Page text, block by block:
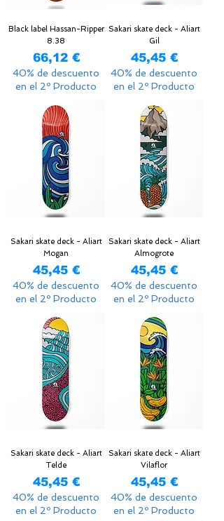
Black label Hassan-Ripper
8.38
Precio
66,12 €
40% de descuento
en el 2º Producto
Sakari skate deck - Aliart
Gil
Precio
45,45 €
40% de descuento
en el 2º Producto
Sakari skate deck - Aliart
Mogan
Precio
45,45 €
40% de descuento
en el 2º Producto
Sakari skate deck - Aliart
Almogrote
Precio
45,45 €
40% de descuento
en el 2º Producto
Sakari skate deck - Aliart
Telde
Precio
45,45 €
40% de descuento
en el 2º Producto
Sakari skate deck - Aliart
Vilaflor
Precio
45,45 €
40% de descuento
en el 2º Producto